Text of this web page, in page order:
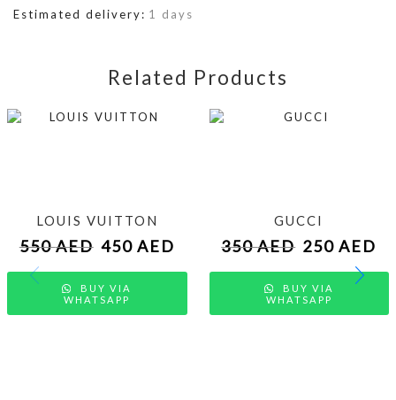
Estimated delivery: 1 days
Related Products
LOUIS VUITTON
550AED 450 AED
BUY VIA
WHATSAPP
GUCCI
350AED 250AED
BUY VIA
WHATSAPP